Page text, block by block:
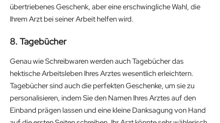
übertriebenes Geschenk, aber eine erschwingliche Wahl, die
Ihrem Arzt bei seiner Arbeit helfen wird.
8. Tagebücher
Genau wie Schreibwaren werden auch Tagebücher das
hektische Arbeitsleben Ihres Arztes wesentlich erleichtern.
Tagebücher sind auch die perfekten Geschenke, um sie zu
personalisieren, indem Sie den Namen Ihres Arztes auf den
Einband prägen lassen und eine kleine Danksagung von Hand